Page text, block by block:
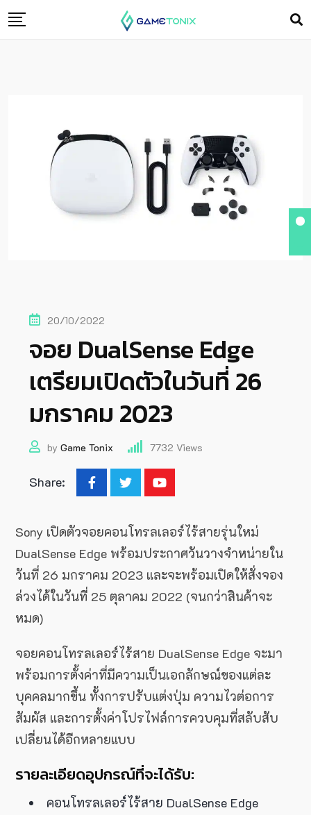
20/10/2022
จอย DualSense Edge
เตรียมเปิดตัวในวันที่ 26
มกราคม 2023
by Game Tonix 7732 Views
Share:
Sony เปิดตัวจอยคอนโทรลเลอร์ไร้สายรุ่นใหม่
DualSense Edge พร้อมประกาศวันวางจำหน่ายใน
วันที่ 26 มกราคม 2023 และจะพร้อมเปิดให้สั่งจอง
ล่วงได้ในวันที่ 25 ตุลาคม 2022 (จนกว่าสินค้าจะ
หมด)
จอยคอนโทรลเลอร์ไร้สาย DualSense Edge จะมา
พร้อมการตั้งค่าที่มีความเป็นเอกลักษณ์ของแต่ละ
บุคคลมากขึ้น ทั้งการปรับแต่งปุ่ม ความไวต่อการ
สัมผัส และการตั้งค่าโปรไฟล์การควบคุมที่สลับสับ
เปลี่ยนได้อีกหลายแบบ
รายละเอียดอุปกรณ์ที่จะได้รับ:
คอนโทรลเลอร์ไร้สาย DualSense Edge